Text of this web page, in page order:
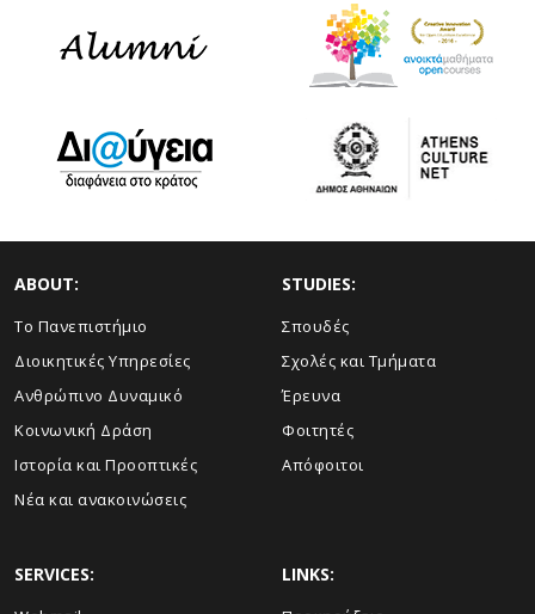
ABOUT:
Το Πανεπιστήμιο
Διοικητικές Υπηρεσίες
Ανθρώπινο Δυναμικό
Κοινωνική Δράση
Ιστορία και Προοπτικές
Νέα και ανακοινώσεις
STUDIES:
Σπουδές
Σχολές και Τμήματα
Έρευνα
Φοιτητές
Απόφοιτοι
SERVICES: LINKS: